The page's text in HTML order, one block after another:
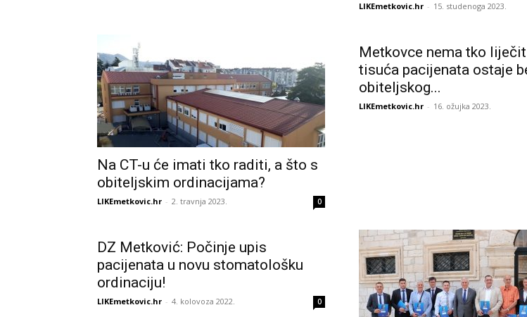
LIKEmetkovic.hr - 15. studenoga 2023.
Na CT-u će imati tko raditi, a što s
obiteljskim ordinacijama?
LIKEmetkovic.hr - 2. travnja 2023. 0
Metkovce nema tko
tisuća pacijenata ostaje
obiteljskog...
LIKEmetkovic.hr - 16. ožujka 2023.
DZ Metković: Počinje upis
pacijenata u novu stomatološku
ordinaciju!
LIKEmetkovic.hr - 4. kolovoza 2022. 0